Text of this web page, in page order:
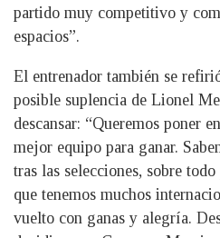
partido muy competitivo y
espacios”.
El entrenador también se
posible suplencia de Lionel
descansar: “Queremos poner
mejor equipo para ganar.
tras las selecciones, sobre
que tenemos muchos
vuelto con ganas y alegría.